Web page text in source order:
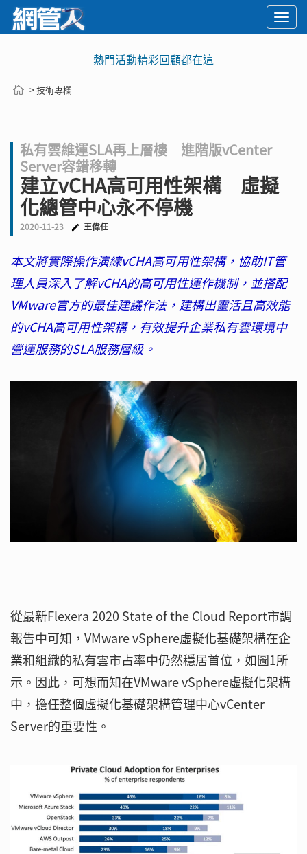
熱門活動精彩回顧都在這
> 技術專欄
私有雲維運SLA再上層樓 進階版vCenter
Server容錯移轉
建立vCHA高可用性架構 虛擬
化總管中心永不停機
2020-11-23 王偉任
本文將實際操作演練vCHA高可用性架構，協助IT管
理人員深入了解vCHA的高可用性運作機制，並搭配
VMware官方的最佳建議作法，建構出靈活且高效能
的vCHA高可用性架構，有效提升企業私有雲環境中
營運服務的SLA服務層級。
從最新Flexera 2020 State of the Cloud Report市調
報告中可知，VMware vSphere虛擬化基礎架構在企
業和組織的私有雲市占率中仍然穩居首位，如圖1所
示。因此，可想而知在VMware vSphere虛擬化架構
中，擔任整個虛擬化基礎架構管理中心vCenter
Server的重要性。